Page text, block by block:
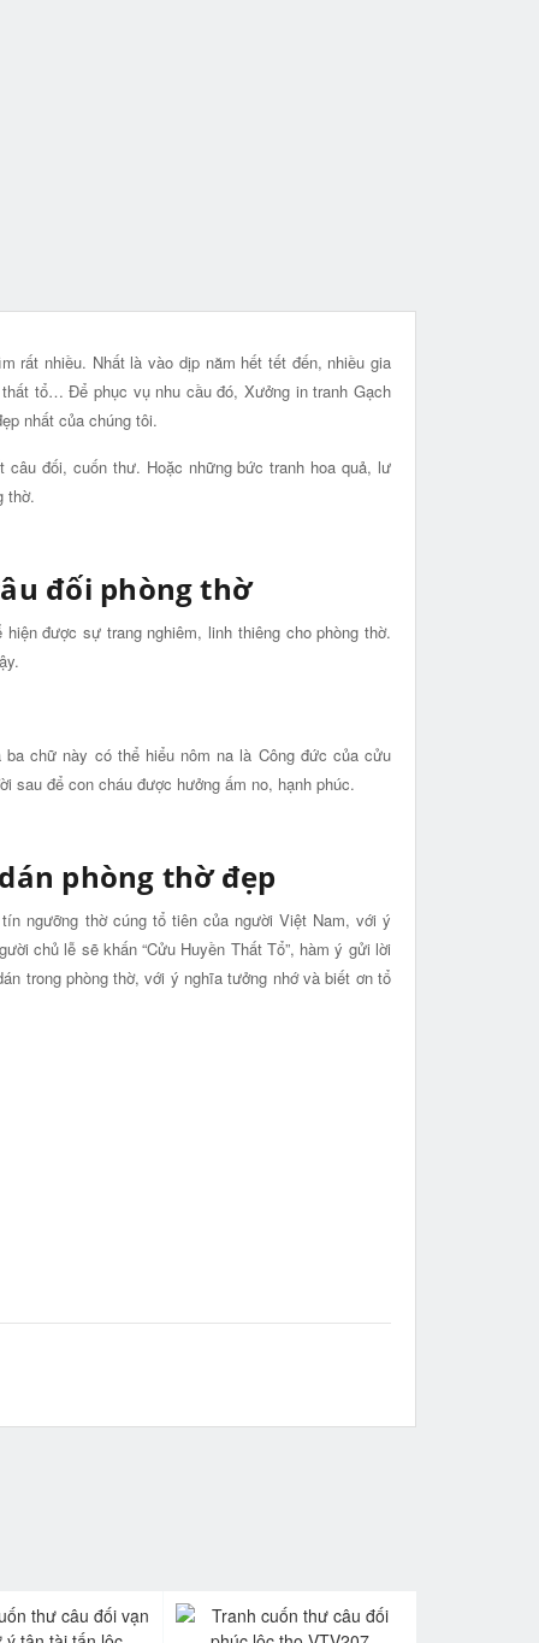
rất nhiều. Nhất là vào dịp năm hết tết đến, nhiều gia
tổ… Để phục vụ nhu cầu đó, Xưởng in tranh Gạch
nhất của chúng tôi.
câu đối, cuốn thư. Hoặc những bức tranh hoa quả, lư
thờ.
đối phòng thờ
được sự trang nghiêm, linh thiêng cho phòng thờ.
chữ này có thể hiểu nôm na là Công đức của cửu
sau để con cháu được hưởng ấm no, hạnh phúc.
phòng thờ đẹp
ngưỡng thờ cúng tổ tiên của người Việt Nam, với ý
chủ lễ sẽ khấn “Cửu Huyền Thất Tổ”, hàm ý gửi lời
trong phòng thờ, với ý nghĩa tưởng nhớ và biết ơn tổ